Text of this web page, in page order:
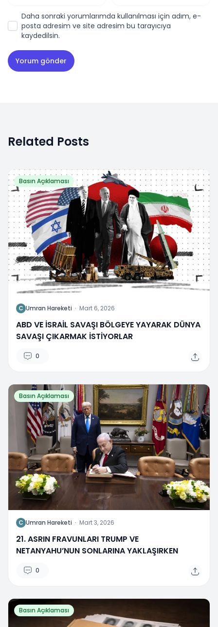
Daha sonraki yorumlarımda kullanılması için adım, e-
posta adresim ve site adresim bu tarayıcıya
kaydedilsin.
Related Posts
Basın Açıklaması
C Umran Hareketi · Mart 6, 2026
ABD VE İSRAİL SAVAŞI BÖLGEYE YAYARAK DÜNYA
SAVAŞI ÇIKARMAK İSTİYORLAR
0
Basın Açıklaması
C Umran Hareketi · Mart 3, 2026
21. ASRIN FRAVUNLARI TRUMP VE
NETANYAHU’NUN SONLARINA YAKLAŞIRKEN
0
Basın Açıklaması